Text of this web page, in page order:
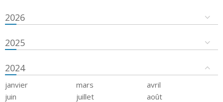
2026
2025
2024
janvier mars
avril
juin
juillet
août